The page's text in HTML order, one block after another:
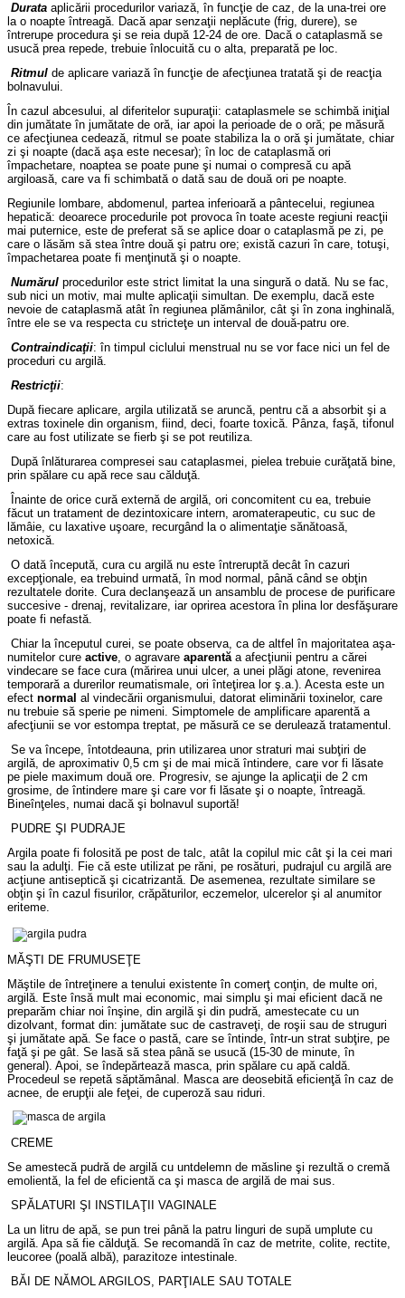
Durata aplicării procedurilor variază, în funcţie de caz, de la una-trei ore
la o noapte întreagă. Dacă apar senzaţii neplăcute (frig, durere), se
întrerupe procedura şi se reia după 12-24 de ore. Dacă o cataplasmă se
usucă prea repede, trebuie înlocuită cu o alta, preparată pe loc.
Ritmul de aplicare variază în funcţie de afecţiunea tratată şi de reacţia
bolnavului.
În cazul abcesului, al diferitelor supuraţii: cataplasmele se schimbă iniţial
din jumătate în jumătate de oră, iar apoi la perioade de o oră; pe măsură
ce afecţiunea cedează, ritmul se poate stabiliza la o oră şi jumătate, chiar
zi şi noapte (dacă aşa este necesar); în loc de cataplasmă ori
împachetare, noaptea se poate pune şi numai o compresă cu apă
argiloasă, care va fi schimbată o dată sau de două ori pe noapte.
Regiunile lombare, abdomenul, partea inferioară a pântecelui, regiunea
hepatică: deoarece procedurile pot provoca în toate aceste regiuni reacţii
mai puternice, este de preferat să se aplice doar o cataplasmă pe zi, pe
care o lăsăm să stea între două şi patru ore; există cazuri în care, totuşi,
împachetarea poate fi menţinută şi o noapte.
Numărul procedurilor este strict limitat la una singură o dată. Nu se fac,
sub nici un motiv, mai multe aplicaţii simultan. De exemplu, dacă este
nevoie de cataplasmă atât în regiunea plămânilor, cât şi în zona inghinală,
între ele se va respecta cu stricteţe un interval de două-patru ore.
Contraindicaţii: în timpul ciclului menstrual nu se vor face nici un fel de
proceduri cu argilă.
Restricţii:
După fiecare aplicare, argila utilizată se aruncă, pentru că a absorbit şi a
extras toxinele din organism, fiind, deci, foarte toxică. Pânza, faşă, tifonul
care au fost utilizate se fierb şi se pot reutiliza.
După înlăturarea compresei sau cataplasmei, pielea trebuie curăţată bine,
prin spălare cu apă rece sau călduţă.
Înainte de orice cură externă de argilă, ori concomitent cu ea, trebuie
făcut un tratament de dezintoxicare intern, aromaterapeutic, cu suc de
lămâie, cu laxative uşoare, recurgând la o alimentaţie sănătoasă,
netoxică.
O dată începută, cura cu argilă nu este întreruptă decât în cazuri
excepţionale, ea trebuind urmată, în mod normal, până când se obţin
rezultatele dorite. Cura declanşează un ansamblu de procese de purificare
succesive - drenaj, revitalizare, iar oprirea acestora în plina lor desfăşurare
poate fi nefastă.
Chiar la începutul curei, se poate observa, ca de altfel în majoritatea aşa-
numitelor cure active, o agravare aparentăa afecţiunii pentru a cărei
vindecare se face cura (mărirea unui ulcer, a unei plăgi atone, revenirea
temporară a durerilor reumatismale, ori înteţirea lor ş.a.). Acesta este un
efect normal al vindecării organismului, datorat eliminării toxinelor, care
nu trebuie să sperie pe nimeni. Simptomele de amplificare aparentă a
afecţiunii se vor estompa treptat, pe măsură ce se derulează tratamentul.
Se va începe, întotdeauna, prin utilizarea unor straturi mai subţiri de
argilă, de aproximativ 0,5 cm şi de mai mică întindere, care vor fi lăsate
pe piele maximum două ore. Progresiv, se ajunge la aplicaţii de 2 cm
grosime, de întindere mare şi care vor fi lăsate şi o noapte, întreagă.
Bineînţeles, numai dacă şi bolnavul suportă!
PUDRE ŞI PUDRAJE
Argila poate fi folosită pe post de talc, atât la copilul mic cât şi la cei mari
sau la adulţi. Fie că este utilizat pe răni, pe rosături, pudrajul cu argilă are
acţiune antiseptică şi cicatrizantă. De asemenea, rezultate similare se
obţin şi în cazul fisurilor, crăpăturilor, eczemelor, ulcerelor şi al anumitor
eriteme.
MĂŞTI DE FRUMUSEŢE
Măştile de întreţinere a tenului existente în comerţ conţin, de multe ori,
argilă. Este însă mult mai economic, mai simplu şi mai eficient dacă ne
preparăm chiar noi înşine, din argilă şi din pudră, amestecate cu un
dizolvant, format din: jumătate suc de castraveţi, de roşii sau de struguri
şi jumătate apă. Se face o pastă, care se întinde, într-un strat subţire, pe
faţă şi pe gât. Se lasă să stea până se usucă (15-30 de minute, în
general). Apoi, se îndepărtează masca, prin spălare cu apă caldă.
Procedeul se repetă săptămânal. Masca are deosebită eficienţă în caz de
acnee, de erupţii ale feţei, de cuperoză sau riduri.
CREME
Se amestecă pudră de argilă cu untdelemn de măsline şi rezultă o cremă
emolientă, la fel de eficientă ca şi masca de argilă de mai sus.
SPĂLATURI ŞI INSTILAŢII VAGINALE
La un litru de apă, se pun trei până la patru linguri de supă umplute cu
argilă. Apa să fie călduţă. Se recomandă în caz de metrite, colite, rectite,
leucoree (poală albă), parazitoze intestinale.
BĂI DE NĂMOL ARGILOS, PARŢIALE SAU TOTALE